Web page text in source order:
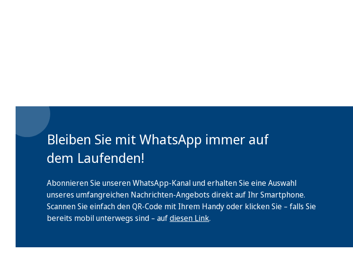
Bleiben Sie mit WhatsApp immer auf
dem Laufenden!
Abonnieren Sie unseren WhatsApp-Kanal und erhalten Sie eine Auswahl
unseres umfangreichen Nachrichten-Angebots direkt auf Ihr Smartphone.
Scannen Sie einfach den QR-Code mit Ihrem Handy oder klicken Sie – falls Sie
bereits mobil unterwegs sind – aufdiesen Link.